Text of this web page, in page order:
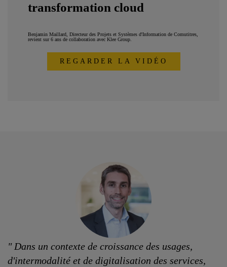
transformation cloud
Benjamin Maillard, Directeur des Projets et Systèmes d'Information de Comutitres,
revient sur 6 ans de collaboration avec Klee Group.
REGARDER LA VIDÉO
" Dans un contexte de croissance des usages,
d'intermodalité et de digitalisation des services,